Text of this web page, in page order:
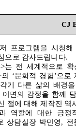
CJ
프로그램을 시청해
으로 감사드립니다.
>는 전 세계적으로 확
‘문화적 경험’으로
기 다른 삶의 배경
면의 감정을 함께
점에 대해 제작진 역
역할에 대한 긍정
상담실장 박민영, 전